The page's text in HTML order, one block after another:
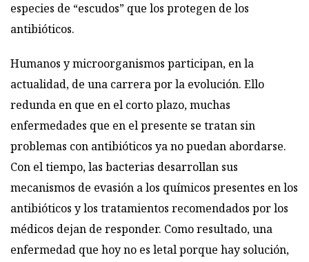
especies de “escudos” que los protegen de los
antibióticos.
Humanos y microorganismos participan, en la
actualidad, de una carrera por la evolución. Ello
redunda en que en el corto plazo, muchas
enfermedades que en el presente se tratan sin
problemas con antibióticos ya no puedan abordarse.
Con el tiempo, las bacterias desarrollan sus
mecanismos de evasión a los químicos presentes en los
antibióticos y los tratamientos recomendados por los
médicos dejan de responder. Como resultado, una
enfermedad que hoy no es letal porque hay solución,